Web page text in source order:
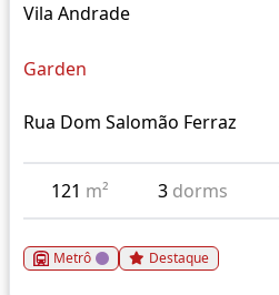
Vila Andrade
Garden
Rua Dom Salomão Ferraz
121 m² 3 dorms
Metrô Destaque